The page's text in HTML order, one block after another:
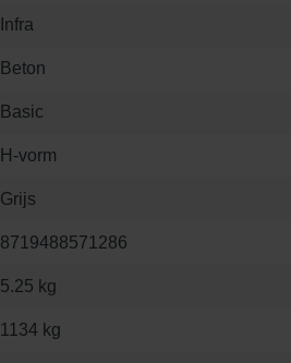
Infra
Beton
Basic
H-vorm
Grijs
8719488571286
5.25 kg
1134 kg